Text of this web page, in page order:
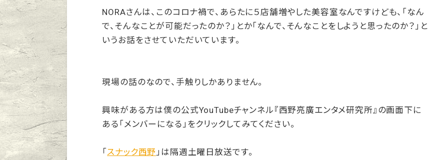
NORAさんは、このコロナ禍で、あらたに５店舗増やした美容室なんですけども、「なん
で、そんなことが可能だったのか？」とか「なんで、そんなことをしようと思ったのか？」と
いうお話をさせていただいています。
現場の話のなので、手触りしかありません。
興味がある方は僕の公式YouTubeチャンネル『西野亮廣エンタメ研究所』の画面下に
ある「メンバーになる」をクリックしてみてください。
「スナック西野 」は隔週土曜日放送です。